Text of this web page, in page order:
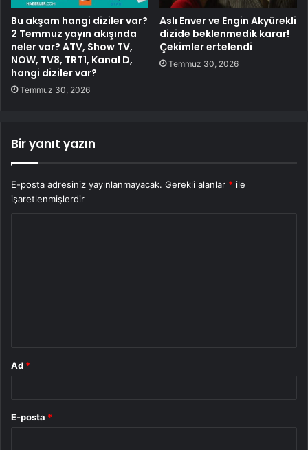
Bu akşam hangi diziler var?
2 Temmuz yayın akışında
neler var? ATV, Show TV,
NOW, TV8, TRT1, Kanal D,
hangi diziler var?
Temmuz 30, 2026
Aslı Enver ve Engin Akyürekli
dizide beklenmedik karar!
Çekimler ertelendi
Temmuz 30, 2026
Bir yanıt yazın
E-posta adresiniz yayınlanmayacak. Gerekli alanlar * ile
işaretlenmişlerdir
Ad *
E-posta *